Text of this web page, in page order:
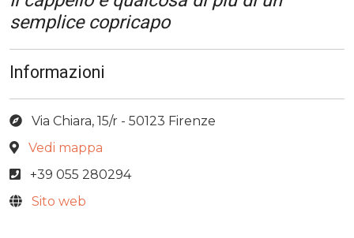
semplice copricapo
Informazioni
Via Chiara, 15/r - 50123 Firenze
Vedi mappa
+39 055 280294
Sito web